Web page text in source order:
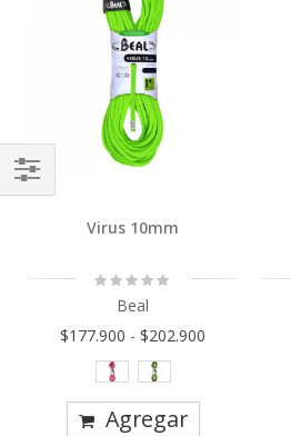
Virus 10mm
Rating:
0%
Beal
$177.900 - $202.900
Agregar
Comprar